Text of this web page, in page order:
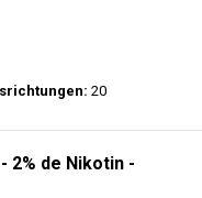
20
2% de Nikotin -